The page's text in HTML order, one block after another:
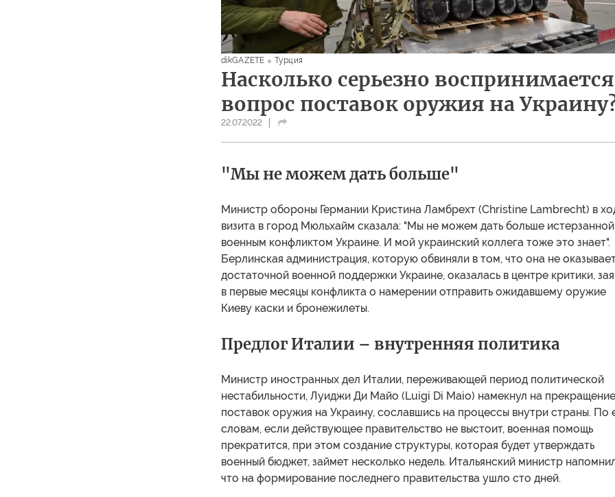
dikGAZETE Турция
Насколько серьезно воспринимается
вопрос поставок оружия на
22.07.2022
"Мы не можем дать больше"
Министр обороны Германии Кристина Ламбрехт (Christine Lambrecht) в
визита в город Мюльхайм сказала: "Мы не можем дать больше истерзанной
военным конфликтом Украине. И мой украинский коллега тоже это знает".
Берлинская администрация, которую обвиняли в том, что она не
достаточной военной поддержки Украине, оказалась в центре критики,
в первые месяцы конфликта о намерении отправить ожидавшему оружие
Киеву каски и бронежилеты.
Предлог Италии – внутренняя политика
Министр иностранных дел Италии, переживающей период политической
нестабильности, Луиджи Ди Майо (Luigi Di Maio) намекнул на прекращение
поставок оружия на Украину, сославшись на процессы внутри страны. По
словам, если действующее правительство не выстоит, военная помощь
прекратится, при этом создание структуры, которая будет утверждать
военный бюджет, займет несколько недель. Итальянский министр
что на формирование последнего правительства ушло сто дней.